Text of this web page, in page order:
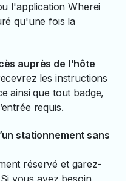
l'application Wherei
qu'une fois la
auprès de l'hôte
les instructions
ainsi que tout badge,
requis.
stationnement sans
réservé et garez-